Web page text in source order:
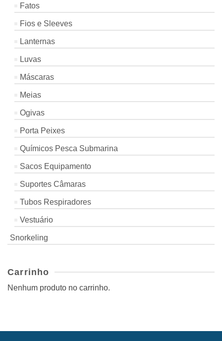
Fatos
Fios e Sleeves
Lanternas
Luvas
Máscaras
Meias
Ogivas
Porta Peixes
Químicos Pesca Submarina
Sacos Equipamento
Suportes Câmaras
Tubos Respiradores
Vestuário
Snorkeling
Carrinho
Nenhum produto no carrinho.